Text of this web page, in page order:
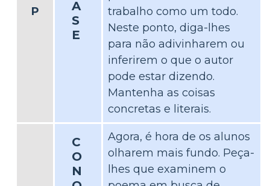
P
A
S
E
trabalho como um todo.
Neste ponto, diga-lhes
para não adivinharem ou
inferirem o que o autor
pode estar dizendo.
Mantenha as coisas
concretas e literais.
C
O
N
Agora, é hora de os alunos
olharem mais fundo. Peça-
lhes que examinem o